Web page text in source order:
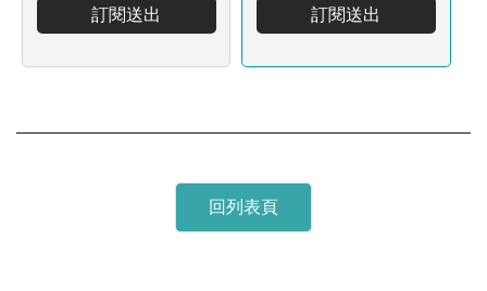
訂閱送出 訂閱送出
回列表頁